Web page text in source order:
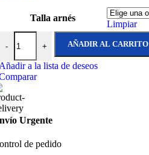
Talla arnés
Limpiar
-
Arnés T5 cantidad
+ AÑADIR AL CARRITO
a la lista de deseos
Urgente
de pedido